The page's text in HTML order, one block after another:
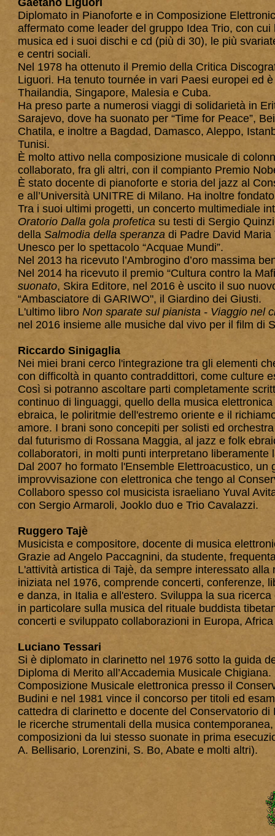
Gaetano Liguori
Diplomato in Pianoforte e in Composizione
affermato come leader del gruppo Idea Trio, con
musica ed i suoi dischi e cd (più di 30), le più
e centri sociali.
Nel 1978 ha ottenuto il Premio della Critica
Liguori. Ha tenuto tournée in vari Paesi europei ed
Thailandia, Singapore, Malesia e Cuba.
Ha preso parte a numerosi viaggi di solidarietà in
Sarajevo, dove ha suonato per “Time for Peace”,
Chatila, e inoltre a Bagdad, Damasco, Aleppo,
Tunisi.
È molto attivo nella composizione musicale di
collaborato, fra gli altri, con il compianto Premio
È stato docente di pianoforte e storia del jazz al
e all’Università UNITRE di Milano. Ha inoltre
Tra i suoi ultimi progetti, un concerto multimediale
Oratorio Dalla gola profetica su testi di Sergio
della Salmodia della speranza di Padre David
Unesco per lo spettacolo “Acquae Mundi”.
Nel 2013 ha ricevuto l’Ambrogino d’oro massima
Nel 2014 ha ricevuto il premio “Cultura contro la
suonato, Skira Editore, nel 2016 è uscito il suo
“Ambasciatore di GARIWO", il Giardino dei Giusti.
L'ultimo libro Non sparate sul pianista - Viaggio nel
nel 2016 insieme alle musiche dal vivo per il film di
Riccardo Sinigaglia
Nei miei brani cerco l'integrazione tra gli elementi
con difficoltà in quanto contraddittori, come culture
Così si potranno ascoltare parti completamente
continuo di linguaggi, quello della musica
ebraica, le poliritmie dell'estremo oriente e il
amore. I brani sono concepiti per solisti ed
dal futurismo di Rossana Maggia, al jazz e folk
collaboratori, in molti punti interpretano
Dal 2007 ho formato l'Ensemble Elettroacustico,
improvvisazione con elettronica che tengo al
Collaboro spesso col musicista israeliano Yuval
con Sergio Armaroli, Jooklo duo e Trio Cavalazzi.
Ruggero Tajè
Musicista e compositore, docente di musica
Grazie ad Angelo Paccagnini, da studente,
L'attività artistica di Tajè, da sempre interessato
iniziata nel 1976, comprende concerti, conferenze,
e danza, in Italia e all'estero. Sviluppa la sua
in particolare sulla musica del rituale buddista
concerti e sviluppato collaborazioni in Europa,
Luciano Tessari
Si è diplomato in clarinetto nel 1976 sotto la guida
Diploma di Merito all’Accademia Musicale
Composizione Musicale elettronica presso il
Budini e nel 1981 vince il concorso per titoli ed
cattedra di clarinetto e docente del Conservatorio
le ricerche strumentali della musica
composizioni da lui stesso suonate in prima
A. Bellisario, Lorenzini, S. Bo, Abate e molti altri).